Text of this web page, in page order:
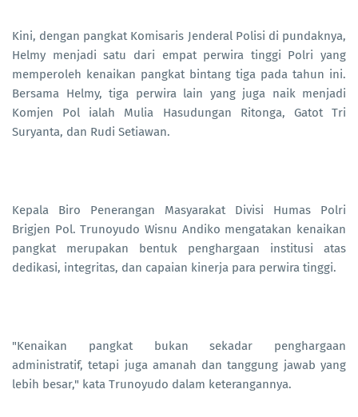
Kini, dengan pangkat Komisaris Jenderal Polisi di pundaknya,
Helmy menjadi satu dari empat perwira tinggi Polri yang
memperoleh kenaikan pangkat bintang tiga pada tahun ini.
Bersama Helmy, tiga perwira lain yang juga naik menjadi
Komjen Pol ialah Mulia Hasudungan Ritonga, Gatot Tri
Suryanta, dan Rudi Setiawan.
Kepala Biro Penerangan Masyarakat Divisi Humas Polri
Brigjen Pol. Trunoyudo Wisnu Andiko mengatakan kenaikan
pangkat merupakan bentuk penghargaan institusi atas
dedikasi, integritas, dan capaian kinerja para perwira tinggi.
"Kenaikan pangkat bukan sekadar penghargaan
administratif, tetapi juga amanah dan tanggung jawab yang
lebih besar," kata Trunoyudo dalam keterangannya.